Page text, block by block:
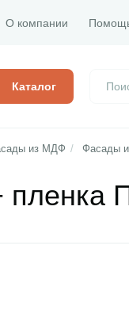
О компании
Каталог
из МДФ / Фасады